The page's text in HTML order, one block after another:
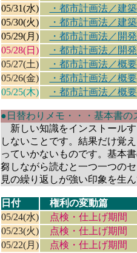
05/31(水)
・都市計画法／建
05/30(火)
・都市計画法／建
05/29(月)
・都市計画法／開
05/28(日)
・都市計画法／開
05/27(土)
・都市計画法／概要
05/26(金)
・都市計画法／概要
05/25(木)
・都市計画法／概要
●日替わりメモ・・・基本書の
新しい知識をインストール
しないことです。結果だけ覚
っていかないものです。基本
芻しながら読むと一つ一つの
見の繰り返しが強い印象を生ん
日付 権利の変動篇
05/24(水)
点検・仕上げ期間
05/23(火)
点検・仕上げ期間
05/22(月)
点検・仕上げ期間